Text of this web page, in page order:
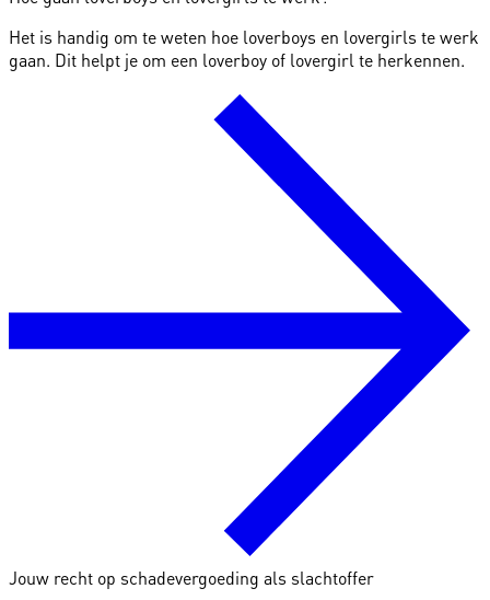
Het is handig om te weten hoe loverboys en lovergirls te werk
gaan. Dit helpt je om een loverboy of lovergirl te herkennen.
Jouw recht op schadevergoeding als slachtoffer